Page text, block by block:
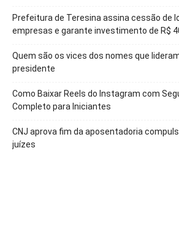
Prefeitura de Teresina assina cessão de
empresas e garante investimento de R$
Quem são os vices dos nomes que
presidente
Como Baixar Reels do Instagram com
Completo para Iniciantes
CNJ aprova fim da aposentadoria
juízes